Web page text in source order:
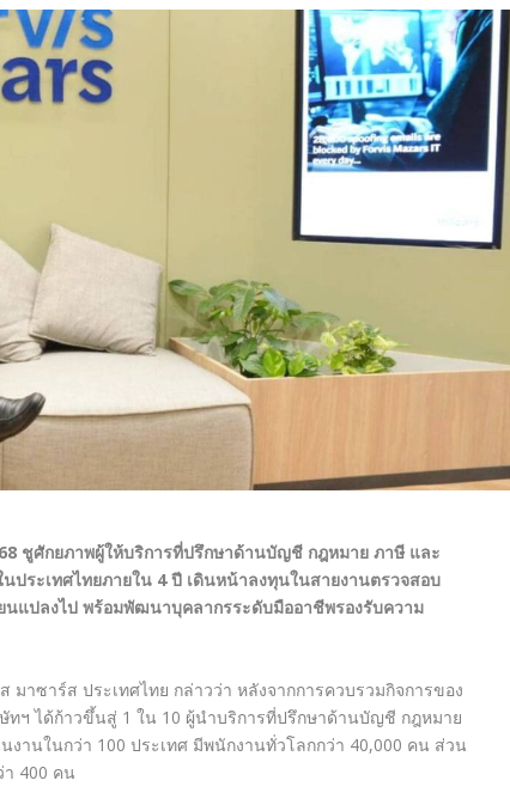
ชูศักยภาพผู้ให้บริการที่ปรึกษาด้านบัญชี กฎหมาย ภาษี และ
นประเทศไทยภายใน 4 ปี เดินหน้าลงทุนในสายงานตรวจสอบ
ปลงไป พร้อมพัฒนาบุคลากรระดับมืออาชีพรองรับความ
าซาร์ส ประเทศไทย กล่าวว่า หลังจากการควบรวมกิจการของ
ฯ ได้ก้าวขึ้นสู่ 1 ใน 10 ผู้นำบริการที่ปรึกษาด้านบัญชี กฎหมาย
านในกว่า 100 ประเทศ มีพนักงานทั่วโลกกว่า 40,000 คน ส่วน
400 คน